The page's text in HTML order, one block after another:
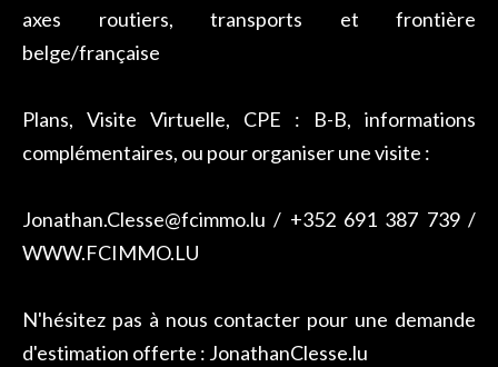
axes routiers, transports et frontière
belge/française
Plans, Visite Virtuelle, CPE : B-B, informations
complémentaires, ou pour organiser une visite :
Jonathan.Clesse@fcimmo.lu / +352 691 387 739 /
WWW.FCIMMO.LU
N'hésitez pas à nous contacter pour une demande
d'estimation offerte : JonathanClesse.lu